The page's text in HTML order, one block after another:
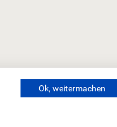
Ok, weitermachen